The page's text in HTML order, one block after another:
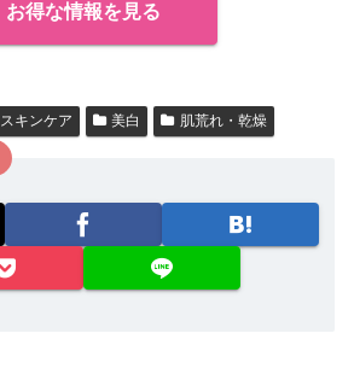
お得な情報を見る
スキンケア 美白 肌荒れ・乾燥